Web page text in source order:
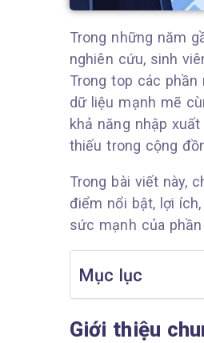
Trong những năm
nghiên cứu, sinh
Trong top các
dữ liệu mạnh mẽ
khả năng nhập
thiếu trong cộng
Trong bài viết này,
điểm nổi bật, lợi
sức mạnh của
Mục lục
Giới thiệu